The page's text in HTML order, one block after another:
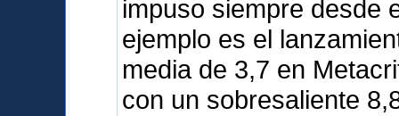
impuso siempre desde
ejemplo es el
media de 3,7 en
con un sobresaliente